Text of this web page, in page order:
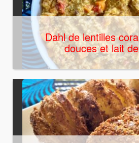
Dahl de lentilles
douces et lait